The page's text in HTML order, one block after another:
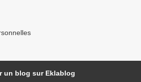
un blog sur Eklablog